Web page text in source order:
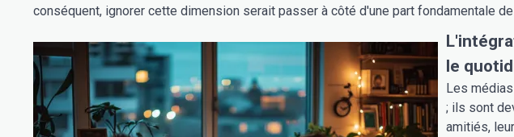
conséquent, ignorer cette dimension serait passer à côté d'une part fondamentale
le
Les
; ils sont
amitiés,